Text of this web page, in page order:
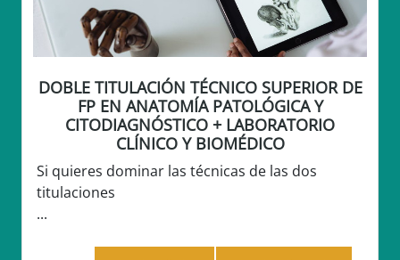
DOBLE TITULACIÓN TÉCNICO SUPERIOR DE
FP EN ANATOMÍA PATOLÓGICA Y
CITODIAGNÓSTICO + LABORATORIO
CLÍNICO Y BIOMÉDICO
Si quieres dominar las técnicas de las dos
titulaciones
...